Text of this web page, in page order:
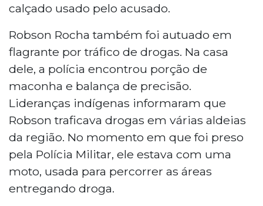
calçado usado pelo acusado.
Robson Rocha também foi autuado em
flagrante por tráfico de drogas. Na casa
dele, a polícia encontrou porção de
maconha e balança de precisão.
Lideranças indígenas informaram que
Robson traficava drogas em várias aldeias
da região. No momento em que foi preso
pela Polícia Militar, ele estava com uma
moto, usada para percorrer as áreas
entregando droga.